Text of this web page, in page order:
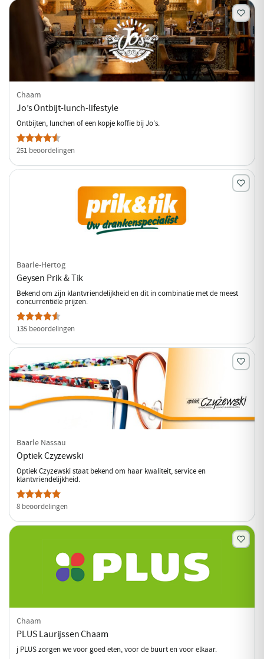
Chaam
Jo’s Ontbijt-lunch-lifestyle
Ontbijten, lunchen of een kopje koffie bij Jo's.
251 beoordelingen
Baarle-Hertog
Geysen Prik & Tik
Bekend om zijn klantvriendelijkheid en dit in combinatie met de meest
concurrentiële prijzen.
135 beoordelingen
Baarle Nassau
Optiek Czyzewski
Optiek Czyzewski staat bekend om haar kwaliteit, service en
klantvriendelijkheid.
8 beoordelingen
Chaam
PLUS Laurijssen Chaam
j PLUS zorgen we voor goed eten, voor de buurt en voor elkaar.